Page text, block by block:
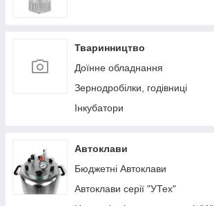
Тваринництво
Доїнне обладнання
Зернодробілки, годівниці
Інкубатори
Автоклави
Бюджетні Автоклави
Автоклави серії "УТех"